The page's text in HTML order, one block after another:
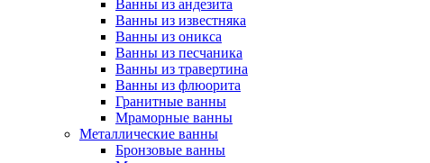
Ванны из андезита
Ванны из известняка
Ванны из оникса
Ванны из песчаника
Ванны из травертина
Ванны из флюорита
Гранитные ванны
Мраморные ванны
Металлические ванны
Бронзовые ванны